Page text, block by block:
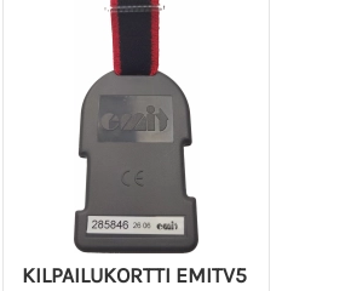
KILPAILUKORTTI EMITV5